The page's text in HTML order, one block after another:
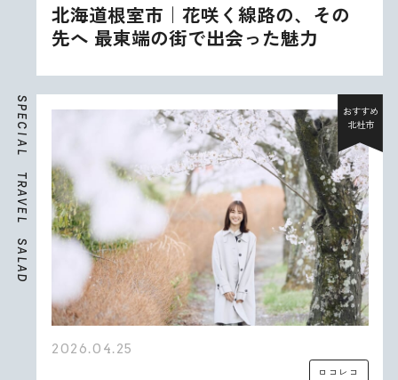
北海道根室市｜花咲く線路の、その
先へ 最東端の街で出会った魅力
S
P
E
C
I
A
L
T
R
A
V
E
L
S
A
L
A
D
おすすめ
北杜市
2026.04.25
ロコレコ